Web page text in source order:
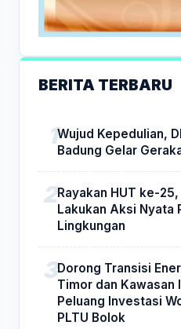
BERITA TERBARU
Wujud Kepedulian,
Badung Gelar
Rayakan HUT ke-
Lakukan Aksi Nyata
Lingkungan
Dorong Transisi
Timor dan Kawasan
Peluang Investasi
PLTU Bolok